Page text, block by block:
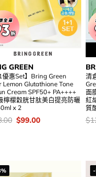
GREEN
優惠Set】Bring Green
Lemon Glutathione Tone
Cream SPF50+ PA++++
檸檬穀胱甘肽美白提亮防曬
x 2
Original
$99.00Current
清
面
紅
質
價
$